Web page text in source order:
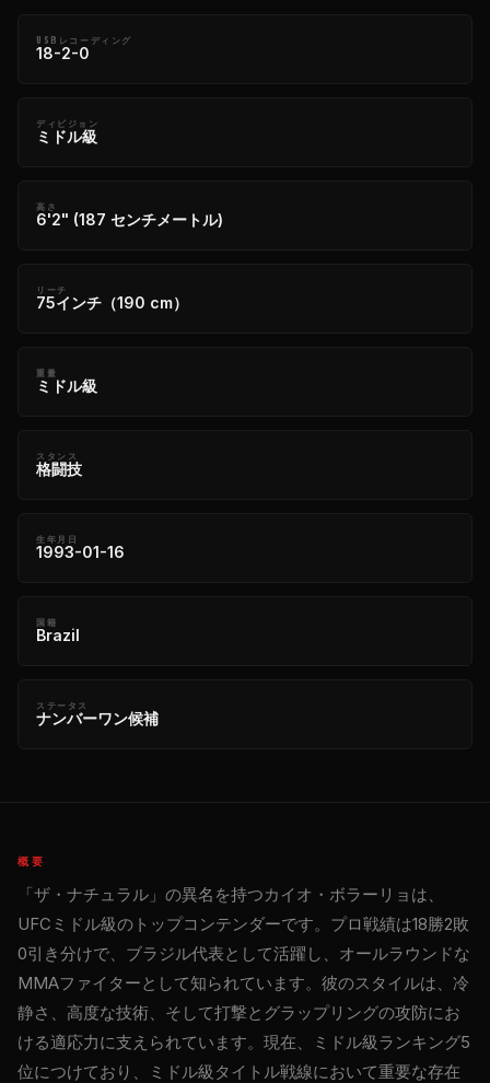
USBレコーディング
18-2-0
ディビジョン
ミドル級
高さ
6'2" (187 センチメートル)
リーチ
75インチ（190 cm）
重量
ミドル級
スタンス
格闘技
生年月日
1993-01-16
国籍
Brazil
ステータス
ナンバーワン候補
概要
「ザ・ナチュラル」の異名を持つカイオ・ボラーリョは、
UFCミドル級のトップコンテンダーです。プロ戦績は18勝2敗
0引き分けで、ブラジル代表として活躍し、オールラウンドな
MMAファイターとして知られています。彼のスタイルは、冷
静さ、高度な技術、そして打撃とグラップリングの攻防にお
ける適応力に支えられています。現在、ミドル級ランキング5
位につけており、ミドル級タイトル戦線において重要な存在